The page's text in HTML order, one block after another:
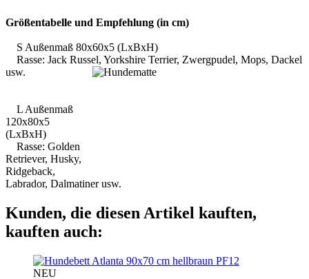
Größentabelle und Empfehlung (in cm)
S Außenmaß 80x60x5 (LxBxH)
Rasse: Jack Russel, Yorkshire Terrier, Zwergpudel, Mops, Dackel
usw.
L Außenmaß
120x80x5
(LxBxH)
Rasse: Golden
Retriever, Husky,
Ridgeback,
Labrador, Dalmatiner usw.
Kunden, die diesen Artikel kauften,
kauften auch:
PF12
NEU